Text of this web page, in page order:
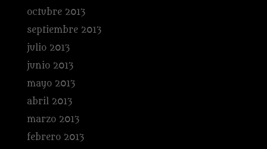
octubre 2013
septiembre 2013
julio 2013
junio 2013
mayo 2013
abril 2013
marzo 2013
febrero 2013